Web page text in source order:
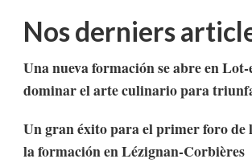
Nos derniers
Una nueva formación se abre en
dominar el arte culinario para
Un gran éxito para el primer foro de
la formación en Lézignan-Corbières